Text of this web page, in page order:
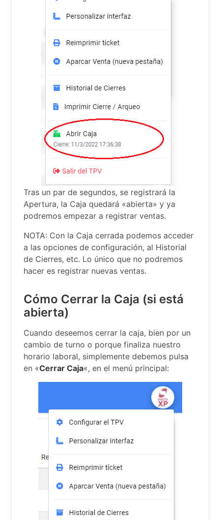
Tras un par de segundos, se registrará la
Apertura, la Caja quedará «abierta» y ya
podremos empezar a registrar ventas.
NOTA: Con la Caja cerrada podemos acceder
a las opciones de configuración, al Historial
de Cierres, etc. Lo único que no podremos
hacer es registrar nuevas ventas.
Cómo Cerrar la Caja (si está
abierta)
Cuando deseemos cerrar la caja, bien por un
cambio de turno o porque finaliza nuestro
horario laboral, simplemente debemos pulsa
en «Cerrar Caja«, en el menú principal: